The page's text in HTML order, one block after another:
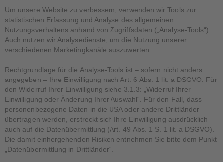
Um unsere Website zu verbessern, verwenden wir Tools zur
statistischen Erfassung und Analyse des allgemeinen
Nutzungsverhaltens anhand von Zugriffsdaten („Analyse-Tools“).
Auch nutzen wir Analysedienste, um die Nutzung unserer
verschiedenen Marketingkanäle auszuwerten.
Rechtgrundlage für die Analyse-Tools ist – sofern nicht anders
angegeben – Ihre Einwilligung nach Art. 6 Abs. 1 lit. a DSGVO. Für
den Widerruf Ihrer Einwilligung siehe 3.1.3: „Widerruf Ihrer
Einwilligung oder Änderung Ihrer Auswahl“. Für den Fall, dass
personenbezogene Daten in die USA oder andere Drittländer
übertragen werden, erstreckt sich Ihre Einwilligung ausdrücklich
auch auf die Datenübermittlung (Art. 49 Abs. 1 S. 1 lit. a DSGVO).
Die damit einhergehenden Risiken entnehmen Sie bitte dem Punkt
„Datenübermittlung in Drittländer“.